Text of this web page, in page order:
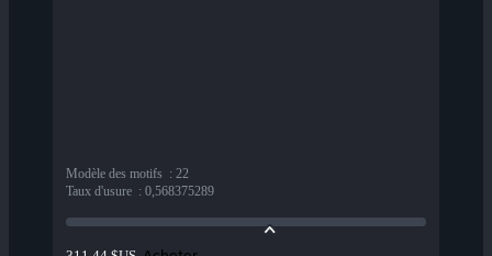
Modèle des motifs : 22
Taux d'usure : 0,568375289